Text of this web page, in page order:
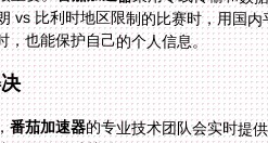
，也能保护自己的个人信息。
番茄加速器的专业技术团队会实时提
只要有问题，客服都会及时响应，让你不会